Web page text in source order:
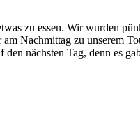
zu essen. Wir wurden
Nachmittag zu unserem
nächsten Tag, denn es